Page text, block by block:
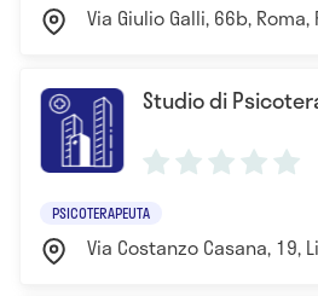
Via Giulio Galli, 66b,
Studio di
PSICOTERAPEUTA
Via Costanzo Casana, 19,